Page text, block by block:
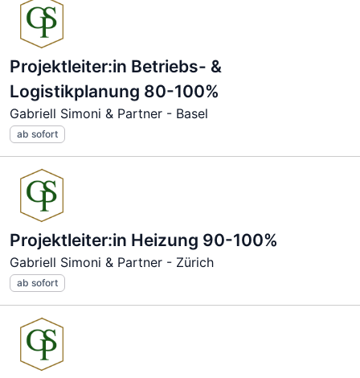
Projektleiter:in Betriebs- &
Logistikplanung 80-100%
Gabriell Simoni & Partner - Basel
ab sofort
Projektleiter:in Heizung 90-100%
Gabriell Simoni & Partner - Zürich
ab sofort